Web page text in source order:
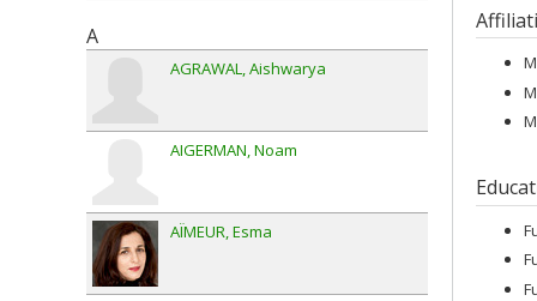
A
AGRAWAL Aishwarya
AIGERMAN Noam
AÏMEUR Esma